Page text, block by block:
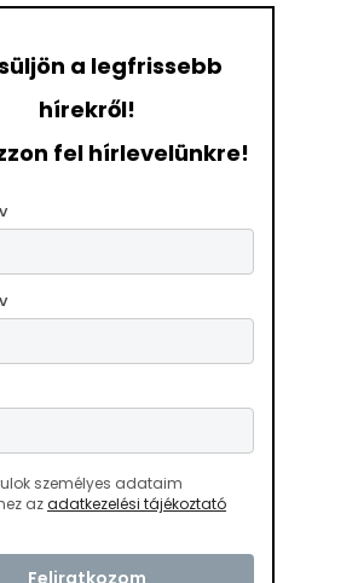
a legfrissebb
hírekről!
fel hírlevelünkre!
személyes adataim
azadatkezelési tájékoztató